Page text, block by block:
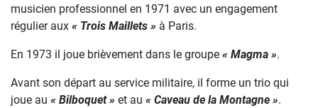
musicien professionnel en 1971 avec un engagement
régulier aux « Trois Maillets » à Paris.
En 1973 il joue brièvement dans le groupe « Magma ».
Avant son départ au service militaire, il forme un trio qui
joue au « Bilboquet » et au « Caveau de la Montagne ».